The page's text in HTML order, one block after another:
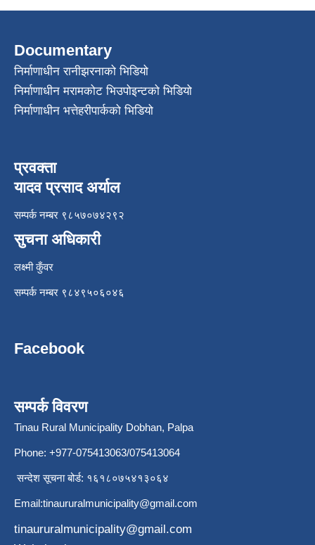
Documentary
निर्माणाधीन रानीझरनाको भिडियो
निर्माणाधीन मरामकोट भिउपोइन्टको भिडियो
निर्माणाधीन भत्तेहरीपार्कको भिडियो
प्रवक्ता
यादव प्रसाद अर्याल
सम्पर्क नम्बर ९८५७०७४२९२
सुचना अधिकारी
लक्ष्मी कुँवर
सम्पर्क नम्बर ९८४९५०६०४६
Facebook
सम्पर्क विवरण
Tinau Rural Municipality Dobhan, Palpa
Phone: +977-075413063/075413064
सन्देश सूचना बोर्ड: १६१८०७५४१३०६४
Email:tinaururalmunicipality@gmail.com
tinaururalmunicipality@gmail.com